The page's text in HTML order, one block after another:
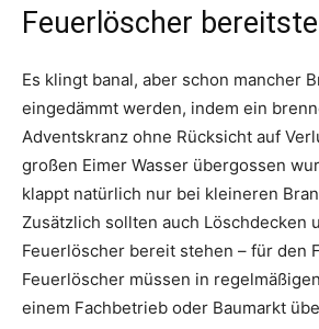
Feuerlöscher
Es klingt banal, aber schon mancher
eingedämmt werden, indem ein
Adventskranz ohne Rücksicht auf
großen Eimer Wasser übergossen
klappt natürlich nur bei kleineren
Zusätzlich sollten auch Löschdecken
Feuerlöscher bereit stehen – für den
Feuerlöscher müssen in
einem Fachbetrieb oder Baumarkt